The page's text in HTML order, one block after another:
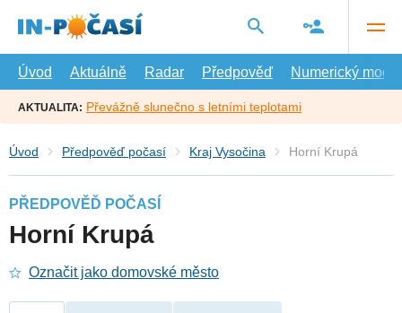
hlavní
Úvod
Aktuálně Radar Předpověď Numerický model
AKTUALITA: Převážně slunečno s letními teplotami
Úvod Předpověď počasí Kraj Vysočina Horní Krupá
PŘEDPOVĚĎ POČASÍ
Horní Krupá
Označit jako domovské město